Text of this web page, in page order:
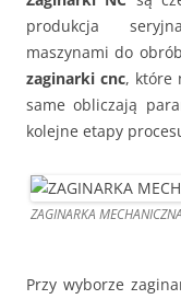
produkcja
maszynami do
zaginarki cnc, które
same obliczają
kolejne etapy
ZAGINARKA
Przy wyborze